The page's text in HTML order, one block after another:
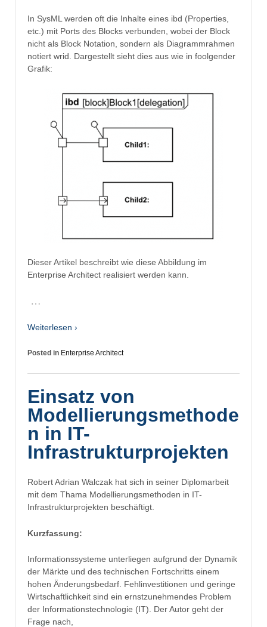
In SysML werden oft die Inhalte eines ibd (Properties,
etc.) mit Ports des Blocks verbunden, wobei der Block
nicht als Block Notation, sondern als Diagrammrahmen
notiert wrid. Dargestellt sieht dies aus wie in foolgender
Grafik:
Dieser Artikel beschreibt wie diese Abbildung im
Enterprise Architect realisiert werden kann.
…
Weiterlesen ›
Posted in Enterprise Architect
Einsatz von
Modellierungsmethode
n in IT-
Infrastrukturprojekten
Robert Adrian Walczak hat sich in seiner Diplomarbeit
mit dem Thama Modellierungsmethoden in IT-
Infrastrukturprojekten beschäftigt.
Kurzfassung:
Informationssysteme unterliegen aufgrund der Dynamik
der Märkte und des technischen Fortschritts einem
hohen Änderungsbedarf. Fehlinvestitionen und geringe
Wirtschaftlichkeit sind ein ernstzunehmendes Problem
der Informationstechnologie (IT). Der Autor geht der
Frage nach,